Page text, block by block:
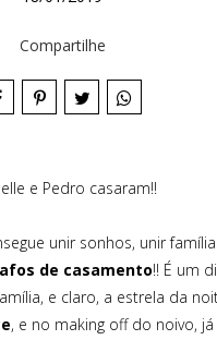
Compartilhe
e Pedro casaram!!
unir sonhos, unir
de casamento!! É um
e claro, a estrela da
, e no making off do noivo,